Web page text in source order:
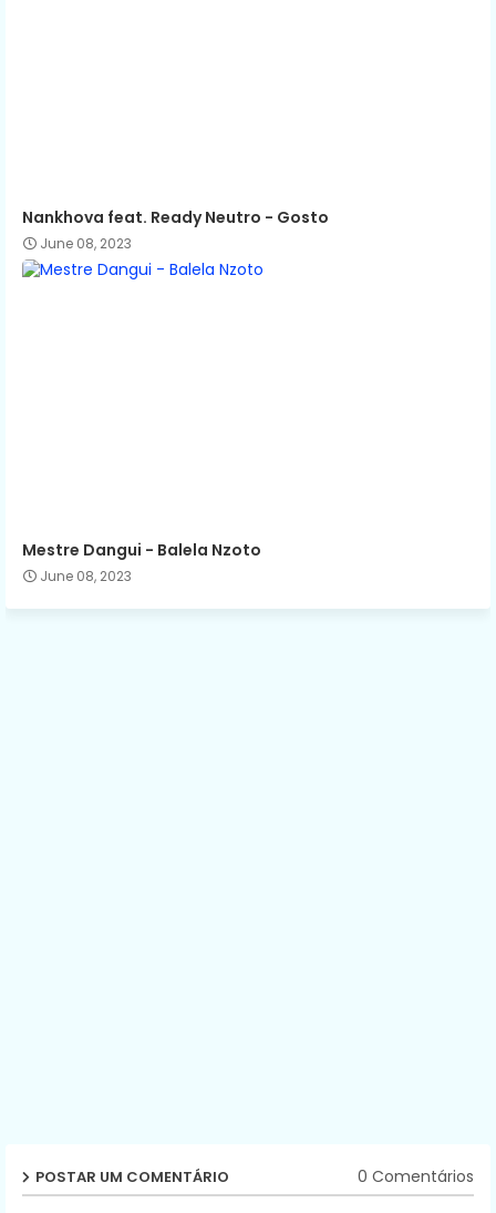
Nankhova feat. Ready Neutro - Gosto
June 08, 2023
Mestre Dangui - Balela Nzoto
June 08, 2023
POSTAR UM COMENTÁRIO 0 Comentários